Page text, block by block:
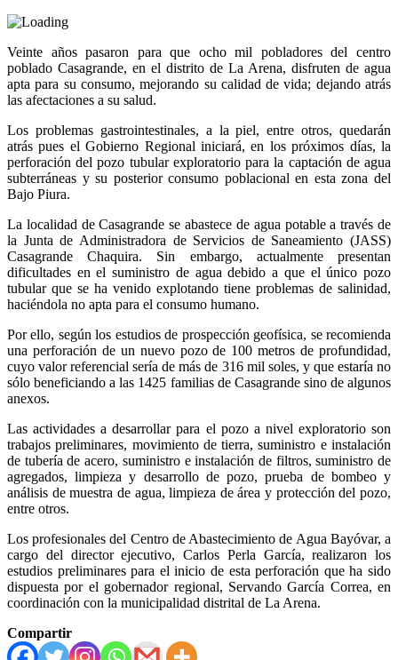
Veinte años pasaron para que ocho mil pobladores del centro
poblado Casagrande, en el distrito de La Arena, disfruten de agua
apta para su consumo, mejorando su calidad de vida; dejando atrás
las afectaciones a su salud.
Los problemas gastrointestinales, a la piel, entre otros, quedarán
atrás pues el Gobierno Regional iniciará, en los próximos días, la
perforación del pozo tubular exploratorio para la captación de agua
subterráneas y su posterior consumo poblacional en esta zona del
Bajo Piura.
La localidad de Casagrande se abastece de agua potable a través de
la Junta de Administradora de Servicios de Saneamiento (JASS)
Casagrande Chaquira. Sin embargo, actualmente presentan
dificultades en el suministro de agua debido a que el único pozo
tubular que se ha venido explotando tiene problemas de salinidad,
haciéndola no apta para el consumo humano.
Por ello, según los estudios de prospección geofísica, se recomienda
una perforación de un nuevo pozo de 100 metros de profundidad,
cuyo valor referencial sería de más de 316 mil soles, y que estaría no
sólo beneficiando a las 1425 familias de Casagrande sino de algunos
anexos.
Las actividades a desarrollar para el pozo a nivel exploratorio son
trabajos preliminares, movimiento de tierra, suministro e instalación
de tubería de acero, suministro e instalación de filtros, suministro de
agregados, limpieza y desarrollo de pozo, prueba de bombeo y
análisis de muestra de agua, limpieza de área y protección del pozo,
entre otros.
Los profesionales del Centro de Abastecimiento de Agua Bayóvar, a
cargo del director ejecutivo, Carlos Perla García, realizaron los
estudios preliminares para el inicio de esta perforación que ha sido
dispuesta por el gobernador regional, Servando García Correa, en
coordinación con la municipalidad distrital de La Arena.
Compartir